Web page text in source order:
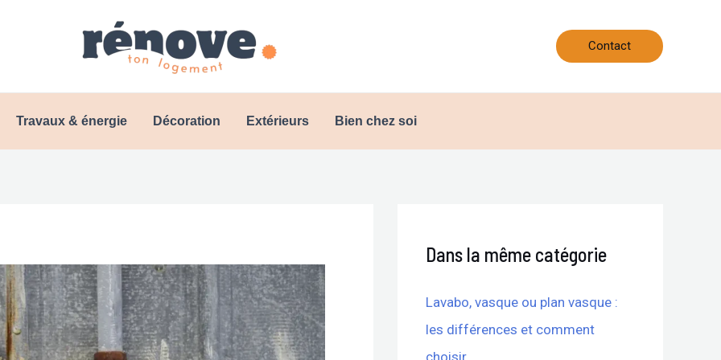
Contact
Travaux & énergie Décoration Extérieurs Bien chez soi
Dans la même catégorie
Lavabo, vasque ou plan vasque :
les différences et comment
choisir